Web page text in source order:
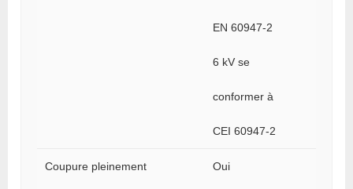
EN 60947-2
6 kV se
conformer à
CEI 60947-2
Coupure pleinement Oui